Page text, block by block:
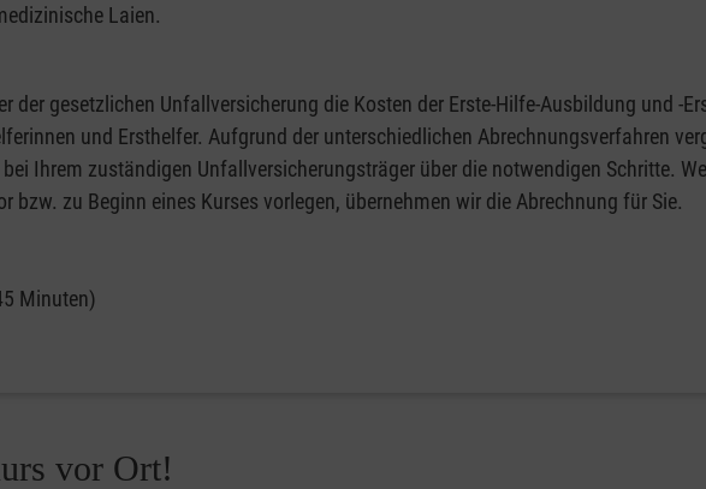
Laien.
der gesetzlichen Unfallversicherung die Kosten der Erste-Hilfe-Ausbildung und -
und Ersthelfer. Aufgrund der unterschiedlichen Abrechnungsverfahren
Ihrem zuständigen Unfallversicherungsträger über die notwendigen Schritte.
bzw. zu Beginn eines Kurses vorlegen, übernehmen wir die Abrechnung für Sie.
Minuten)
vor Ort!